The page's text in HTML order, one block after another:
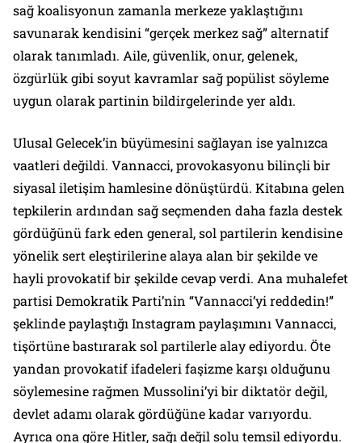
sağ koalisyonun zamanla merkeze yaklaştığını
savunarak kendisini “gerçek merkez sağ” alternatif
olarak tanımladı. Aile, güvenlik, onur, gelenek,
özgürlük gibi soyut kavramlar sağ popülist söyleme
uygun olarak partinin bildirgelerinde yer aldı.
Ulusal Gelecek’in büyümesini sağlayan ise yalnızca
vaatleri değildi. Vannacci, provokasyonu bilinçli bir
siyasal iletişim hamlesine dönüştürdü. Kitabına gelen
tepkilerin ardından sağ seçmenden daha fazla destek
gördüğünü fark eden general, sol partilerin kendisine
yönelik sert eleştirilerine alaya alan bir şekilde ve
hayli provokatif bir şekilde cevap verdi. Ana muhalefet
partisi Demokratik Parti’nin “Vannacci’yi reddedin!”
şeklinde paylaştığı Instagram paylaşımını Vannacci,
tişörtüne bastırarak sol partilerle alay ediyordu. Öte
yandan provokatif ifadeleri faşizme karşı olduğunu
söylemesine rağmen Mussolini’yi bir diktatör değil,
devlet adamı olarak gördüğüne kadar varıyordu.
Ayrıca ona göre Hitler, sağı değil solu temsil ediyordu.